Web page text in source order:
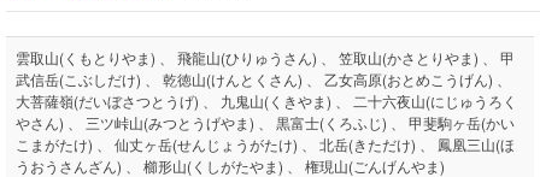
雲取山(くもとりやま) 、 飛龍山(ひりゅうさん) 、 笠取山(かさとりやま) 、 甲
武信岳(こぶしだけ) 、 乾徳山(けんとくさん) 、 乙女高原(おとめこうげん) 、
大菩薩嶺(だいぼさつとうげ) 、 九鬼山(くきやま) 、 二十六夜山(にじゅうろく
やさん) 、 三ツ峠山(みつとうげやま) 、 黒富士(くろふじ) 、 甲斐駒ヶ岳(かい
こまがたけ) 、 仙丈ヶ岳(せんじょうがたけ) 、 北岳(きただけ) 、 鳳凰三山(ほ
うおうさんざん) 、 櫛形山(くしがたやま) 、 権現山(ごんげんやま)